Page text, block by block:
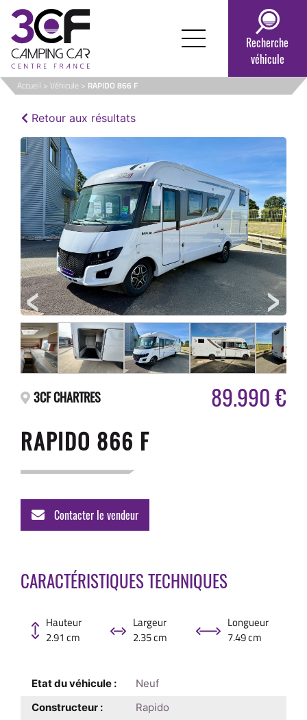
Passer
contenu
Recherche
véhicule
Accueil > Véhicule > RAPIDO 866 F
Retour aux résultats
3CF CHARTRES
89.990 €
RAPIDO 866 F
Contacter le vendeur
CARACTÉRISTIQUES TECHNIQUES
Hauteur
2.91 cm
Largeur
2.35 cm
Longueur
7.49 cm
Etat du véhicule :
Neuf
Constructeur :
Rapido